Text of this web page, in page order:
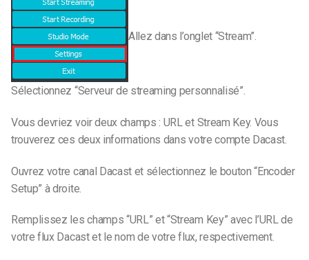
Allez dans l’onglet “Stream”.
Sélectionnez “Serveur de streaming personnalisé”.
Vous devriez voir deux champs : URL et Stream Key. Vous
trouverez ces deux informations dans votre compte Dacast.
Ouvrez votre canal Dacast et sélectionnez le bouton “Encoder
Setup” à droite.
Remplissez les champs “URL” et “Stream Key” avec l’URL de
votre flux Dacast et le nom de votre flux, respectivement.